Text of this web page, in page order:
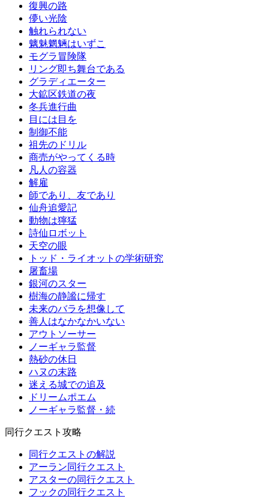
復興の路
儚い光陰
触れられない
魑魅魍魎はいずこ
モグラ冒険隊
リング即ち舞台である
グラディエーター
大鉱区鉄道の夜
冬兵進行曲
目には目を
制御不能
祖先のドリル
商売がやってくる時
凡人の容器
解雇
師であり、友であり
仙舟追愛記
動物は獰猛
詩仙ロボット
天空の眼
トッド・ライオットの学術研究
屠畜場
銀河のスター
樹海の静謐に帰す
未来のバラを想像して
善人はなかなかいない
アウトソーサー
ノーギャラ監督
熱砂の休日
ハヌの末路
迷える城での追及
ドリームポエム
ノーギャラ監督・続
同行クエスト攻略
同行クエストの解説
アーラン同行クエスト
アスターの同行クエスト
フックの同行クエスト